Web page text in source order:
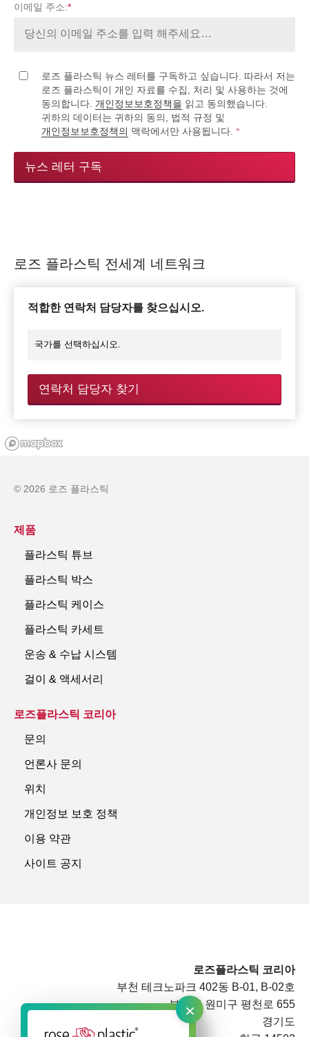
×
이메일 주소:*
로즈 플라스틱 뉴스 레터를 구독하고 싶습니다. 따라서 저는
로즈 플라스틱이 개인 자료를 수집, 처리 및 사용하는 것에
동의합니다. 개인정보보호정책을 읽고 동의했습니다.
귀하의 데이터는 귀하의 동의, 법적 규정 및
개인정보보호정책의 맥락에서만 사용됩니다. *
뉴스 레터 구독
로즈 플라스틱 전세계 네트워크
적합한 연락처 담당자를 찾으십시오.
연락처 담당자 찾기
로즈플라스틱 코리아
부천 테크노파크 402동 B-01, B-02호
부천시 원미구 평천로 655
경기도
© 2026 로즈 플라스틱
제품
플라스틱 튜브
플라스틱 박스
플라스틱 케이스
플라스틱 카세트
운송 & 수납 시스템
걸이 & 액세서리
로즈플라스틱 코리아
문의
언론사 문의
위치
개인정보 보호 정책
이용 약관
사이트 공지